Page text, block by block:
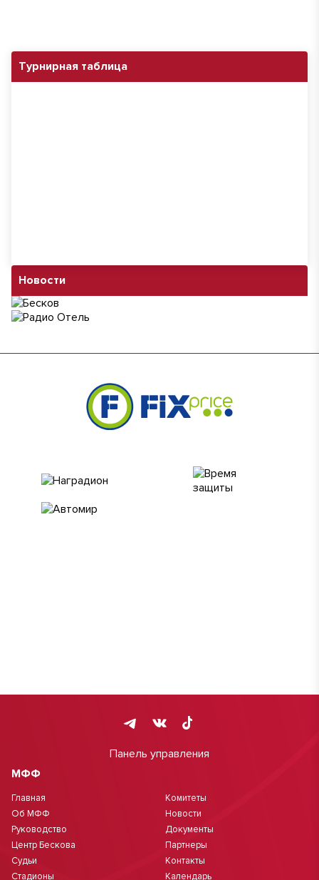
Турнирная таблица
Новости
Панель управления
МФФ
Главная
Об МФФ
Руководство
Центр Бескова
Судьи
Стадионы
Комитеты
Новости
Документы
Партнеры
Контакты
Календарь